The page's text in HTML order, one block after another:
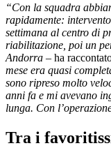
“Con la squadra
rapidamente:
settimana al centro di
riabilitazione, poi un
Andorra – ha
mese era quasi
sono ripreso molto
anni fa e mi avevano
lunga. Con l’
Tra i